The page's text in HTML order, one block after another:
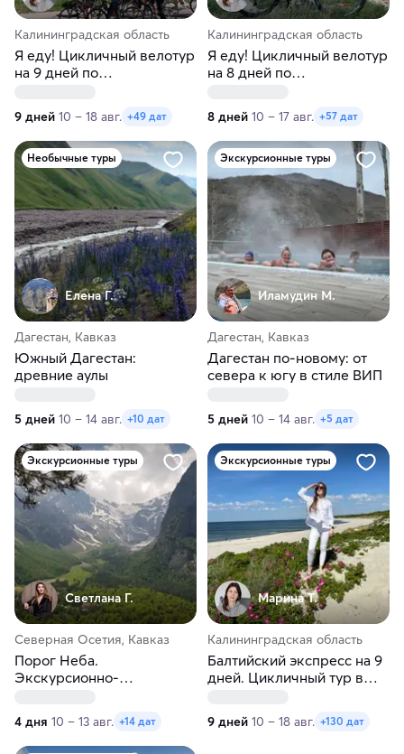
Калининградская область
Я еду! Цикличный велотур
на 9 дней по
9 дней 10 – 18 авг. +49 дат
Калининградская область
Я еду! Цикличный велотур
на 8 дней по
8 дней 10 – 17 авг. +57 дат
Необычные туры
Елена Г.
Дагестан, Кавказ
Южный Дагестан:
древние аулы
5 дней 10 – 14 авг. +10 дат
Экскурсионные туры
Иламудин М.
Дагестан, Кавказ
Дагестан по-новому: от
севера к югу в стиле ВИП
5 дней 10 – 14 авг. +5 дат
Экскурсионные туры
Светлана Г.
Северная Осетия, Кавказ
Порог Неба.
Экскурсионно-
4 дня 10 – 13 авг. +14 дат
Экскурсионные туры
Марина Т.
Калининградская область
Балтийский экспресс на 9
дней. Цикличный тур в
9 дней 10 – 18 авг. +130 дат